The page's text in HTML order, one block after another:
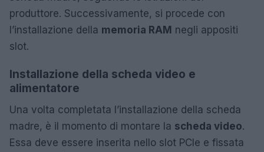
produttore. Successivamente, si procede con
l’installazione della memoria RAM negli appositi
slot.
Installazione della scheda video e
alimentatore
Una volta completata l’installazione della scheda
madre, è il momento di montare la scheda video.
Essa deve essere inserita nello slot PCIe e fissata